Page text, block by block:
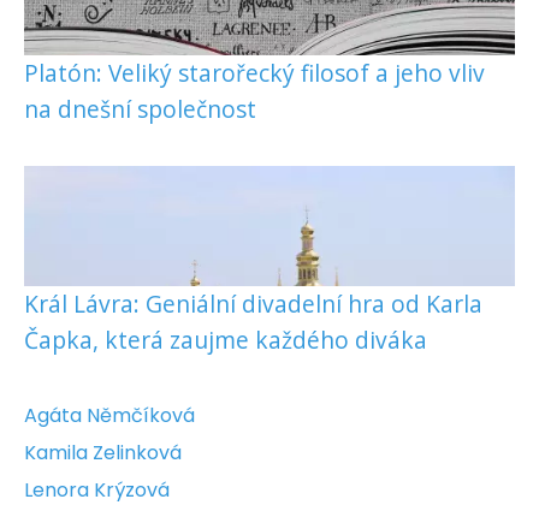
Platón: Veliký starořecký filosof a jeho vliv
na dnešní společnost
Král Lávra: Geniální divadelní hra od Karla
Čapka, která zaujme každého diváka
Agáta Němčíková
Kamila Zelinková
Lenora Krýzová